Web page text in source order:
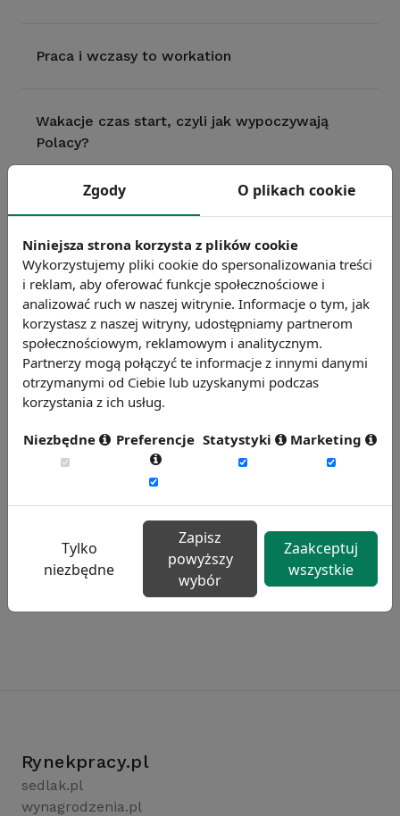
Praca i wczasy to workation
Wakacje czas start, czyli jak wypoczywają
Polacy?
Jak radzić sobie z absencją wśród
pracowników?
Prawo do urlopu - długość urlopu
przysługującego pracownikom w Polsce i w
innych krajach. Przyznawanie urlopu,
odwołanie z urlopu, ekwiwalent urlopowy.
Urlopy na żądanie, wypoczynkowe i bezpłatne.
Znajdź więcej publikacji Przejdź do archiwum
Rynekpracy.pl
sedlak.pl
wynagrodzenia.pl
Zgody O plikach cookie
Niniejsza strona korzysta z plików cookie
Wykorzystujemy pliki cookie do spersonalizowania treści
i reklam, aby oferować funkcje społecznościowe i
analizować ruch w naszej witrynie. Informacje o tym, jak
korzystasz z naszej witryny, udostępniamy partnerom
społecznościowym, reklamowym i analitycznym.
Partnerzy mogą połączyć te informacje z innymi danymi
otrzymanymi od Ciebie lub uzyskanymi podczas
korzystania z ich usług.
Niezbędne Preferencje Statystyki Marketing
Tylko
niezbędne
Zapisz
powyższy
wybór
Zaakceptuj
wszystkie